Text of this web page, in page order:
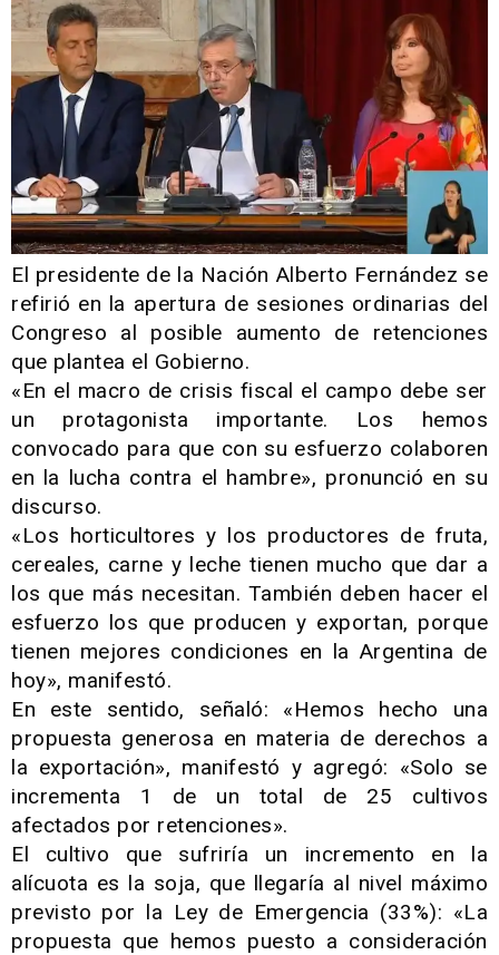
El presidente de la Nación Alberto Fernández se
refirió en la apertura de sesiones ordinarias del
Congreso al posible aumento de retenciones
que plantea el Gobierno.
«En el macro de crisis fiscal el campo debe ser
un protagonista importante. Los hemos
convocado para que con su esfuerzo colaboren
en la lucha contra el hambre», pronunció en su
discurso.
«Los horticultores y los productores de fruta,
cereales, carne y leche tienen mucho que dar a
los que más necesitan. También deben hacer el
esfuerzo los que producen y exportan, porque
tienen mejores condiciones en la Argentina de
hoy», manifestó.
En este sentido, señaló: «Hemos hecho una
propuesta generosa en materia de derechos a
la exportación», manifestó y agregó: «Solo se
incrementa 1 de un total de 25 cultivos
afectados por retenciones».
El cultivo que sufriría un incremento en la
alícuota es la soja, que llegaría al nivel máximo
previsto por la Ley de Emergencia (33%): «La
propuesta que hemos puesto a consideración